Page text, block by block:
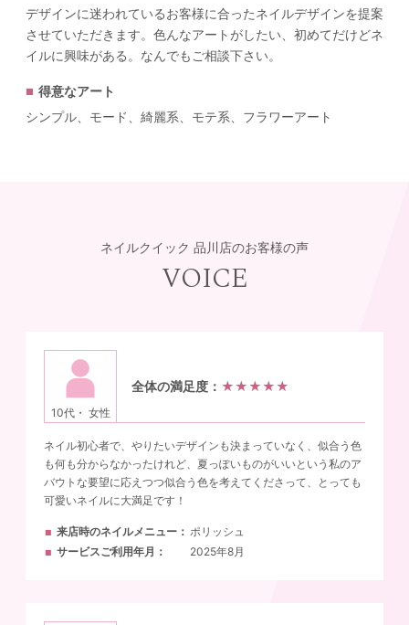
デザインに迷われているお客様に合ったネイルデザインを提案
させていただきます。色んなアートがしたい、初めてだけどネ
イルに興味がある。なんでもご相談下さい。
得意なアート
シンプル、モード、綺麗系、モテ系、フラワーアート
ネイルクイック 品川店のお客様の声
VOICE
10代・ 女性
全体の満足度： ★★★★★
ネイル初心者で、やりたいデザインも決まっていなく、似合う色
も何も分からなかったけれど、夏っぽいものがいいという私のア
バウトな要望に応えつつ似合う色を考えてくださって、とっても
可愛いネイルに大満足です！
来店時のネイルメニュー
ポリッシュ
サービスご利用年月
2025年8月